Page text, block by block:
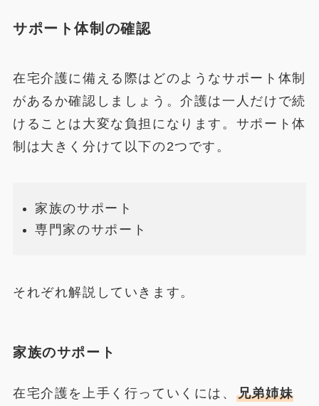
サポート体制の確認
在宅介護に備える際はどのようなサポート体制
があるか確認しましょう。介護は一人だけで続
けることは大変な負担になります。サポート体
制は大きく分けて以下の2つです。
家族のサポート
専門家のサポート
それぞれ解説していきます。
家族のサポート
在宅介護を上手く行っていくには、 兄弟姉妹